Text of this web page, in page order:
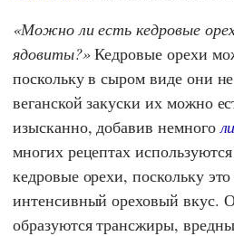
Можно ли есть кедровые
ядовиты? Кедровые орехи
поскольку в сыром виде они
веганской закуски их можно
изысканно, добавив немного
многих рецептах
кедровые орехи, поскольку
интенсивный ореховый вкус.
образуются трансжиры,